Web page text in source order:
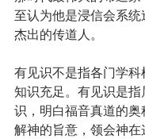
至认为他是浸信会系统
杰出的传道人。
有见识不是指各门学科
知识充足。有见识是指
识，明白福音真道的奥
解神的旨意，领会神在